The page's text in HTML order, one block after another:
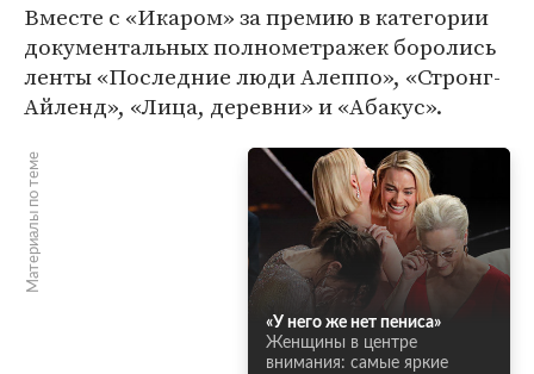
Вместе с «Икаром» за премию в категории
документальных полнометражек боролись
ленты «Последние люди Алеппо», «Стронг-
Айленд», «Лица, деревни» и «Абакус».
Материалы по теме
«У него же нет пениса»
Женщины в центре
внимания: самые яркие